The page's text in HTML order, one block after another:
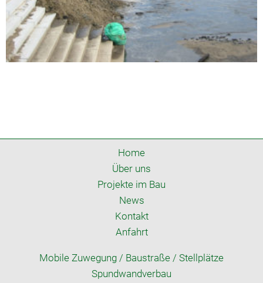
Home
Über uns
Projekte im Bau
News
Kontakt
Anfahrt
Mobile Zuwegung / Baustraße / Stellplätze
Spundwandverbau